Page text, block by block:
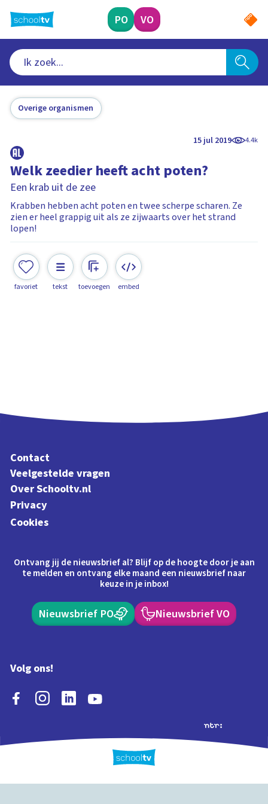
naar
hoofdinhoud
PO VO
Overige organismen
15 jul 2019 4.4k
Welk zeedier heeft acht poten?
Een krab uit de zee
Krabben hebben acht poten en twee scherpe scharen. Ze
zien er heel grappig uit als ze zijwaarts over het strand
lopen!
favoriet tekst toevoegen embed
Contact
Veelgestelde vragen
Over Schooltv.nl
Privacy
Cookies
Ontvang jij de nieuwsbrief al? Blijf op de hoogte door je aan
te melden en ontvang elke maand een nieuwsbrief naar
keuze in je inbox!
Nieuwsbrief PO Nieuwsbrief VO
Volg ons!